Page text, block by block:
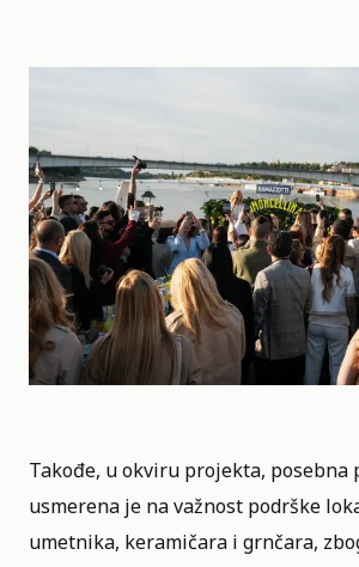
Takođe, u okviru projekta, posebna
usmerena je na važnost podrške
umetnika, keramičara i grnčara,